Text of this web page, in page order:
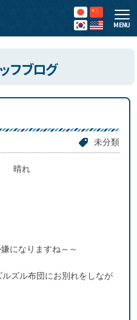
MENU
フブログ
未分類
晴れ
になりますね～～
ズル布団にお別れをしなが